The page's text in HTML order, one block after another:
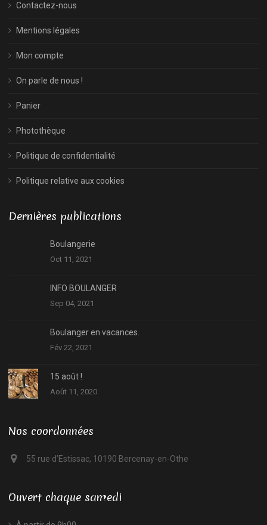
Contactez-nous
Mentions légales
Mon compte
On parle de nous !
Panier
Photothèque
Politique de confidentialité
Politique relative aux cookies
Dernières publications
Boulangerie
Oct 11, 2021
INFO BOULANGER
Sep 04, 2021
Boulanger en vacances.
Fév 22, 2021
15 août !
Août 11, 2020
Nos coordonnées
55 rue d’Estissac, 10190 Bercenay-en-Othe
Ouvert chaque samedi